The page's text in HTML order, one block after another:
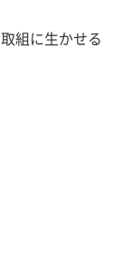
組に生かせる